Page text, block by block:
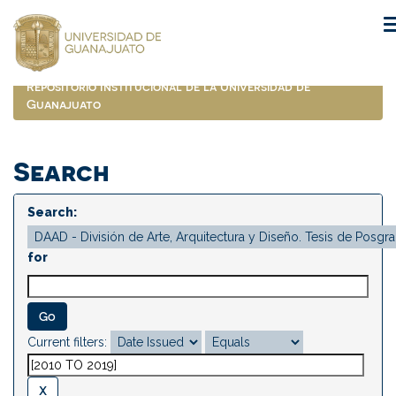
navigation
Repositorio Institucional de la Universidad de
Guanajuato
Search
Search:
for
Current filters: